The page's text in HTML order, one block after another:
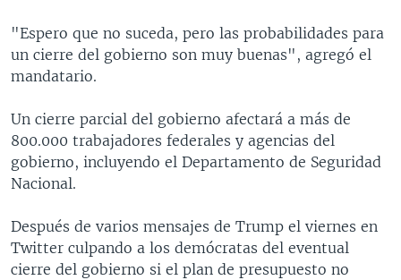
"Espero que no suceda, pero las probabilidades para
un cierre del gobierno son muy buenas", agregó el
mandatario.
Un cierre parcial del gobierno afectará a más de
800.000 trabajadores federales y agencias del
gobierno, incluyendo el Departamento de Seguridad
Nacional.
Después de varios mensajes de Trump el viernes en
Twitter culpando a los demócratas del eventual
cierre del gobierno si el plan de presupuesto no